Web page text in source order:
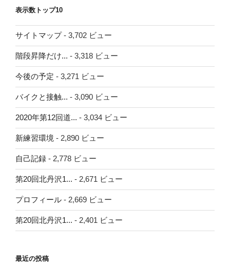
表示数トップ10
サイトマップ- 3,702 ビュー
階段昇降だけ... - 3,318 ビュー
今後の予定 - 3,271 ビュー
バイクと接触... - 3,090 ビュー
2020年第12回道... - 3,034 ビュー
新練習環境 - 2,890 ビュー
自己記録 - 2,778 ビュー
第20回北丹沢1... - 2,671 ビュー
プロフィール - 2,669 ビュー
第20回北丹沢1... - 2,401 ビュー
最近の投稿